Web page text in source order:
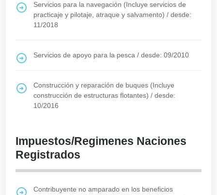
Servicios para la navegación (Incluye servicios de
practicaje y pilotaje, atraque y salvamento) / desde:
11/2018
Servicios de apoyo para la pesca / desde: 09/2010
Construcción y reparación de buques (Incluye
construcción de estructuras flotantes) / desde:
10/2016
Impuestos/Regimenes Naciones
Registrados
Contribuyente no amparado en los beneficios